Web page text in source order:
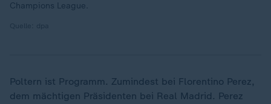
Champions League.
Poltern ist Programm. Zumindest bei Florentino Perez,
dem mächtigen Präsidenten bei Real Madrid. Perez